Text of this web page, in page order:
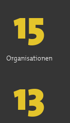
15
Organisationen
13